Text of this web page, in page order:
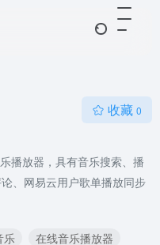
收藏 0
播放器，具有音乐搜索、播
、网易云用户歌单播放同步
乐
在线音乐播放器